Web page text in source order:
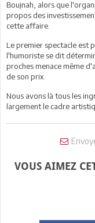
Boujnah, alors que
propos des
cette affaire.
Le premier spectacle est
l'humoriste se dit
proches menace même
de son prix.
Nous avons là tous les
largement le cadre
VOUS AIMEZ